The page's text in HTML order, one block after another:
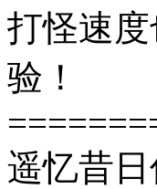
打怪速
验！
遥忆昔